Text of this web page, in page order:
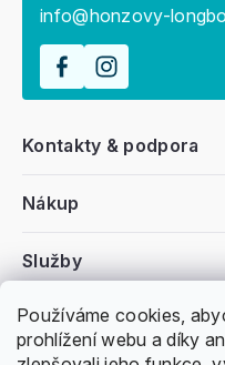
Používáme cookies,
prohlížení webu a díky
Všeobecné informace
Nákup
Kontakty & podpora
Služby
info@honzovy-